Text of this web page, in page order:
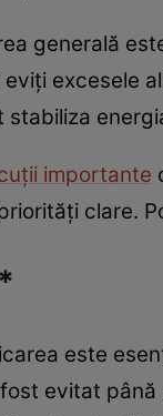
generală
excesele
stabiliza
importante
clare.
este
evitat